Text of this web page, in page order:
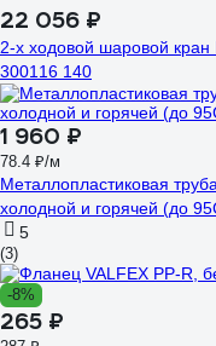
22 056 ₽
2-х ходовой шаровой
300116 140
1 960 ₽
78.4 ₽/м
Металлопластиковая
холодной и горячей (до
5
(3)
-8%
265 ₽